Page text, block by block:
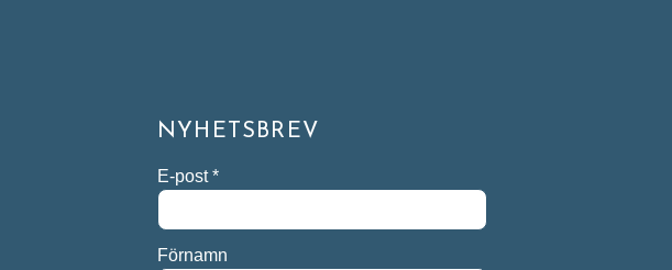
NYHETSBREV
E-post*
Förnamn